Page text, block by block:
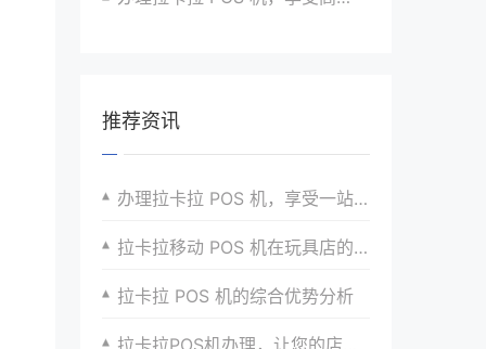
推荐资讯
办理拉卡拉 POS 机，享受一站式服务体验的秘诀
拉卡拉移动 POS 机在玩具店的便捷支付体验
拉卡拉 POS 机的综合优势分析
拉卡拉POS机办理，让您的店铺更加现代化